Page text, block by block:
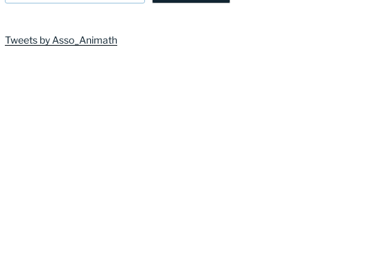
Tweets by Asso_Animath